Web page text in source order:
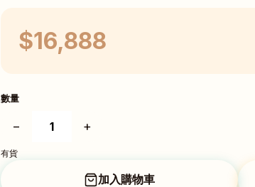
$16,888
數量
− +
有貨
加入購物車